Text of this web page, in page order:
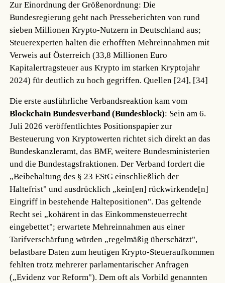
Zur Einordnung der Größenordnung: Die
Bundesregierung geht nach Presseberichten von rund
sieben Millionen Krypto-Nutzern in Deutschland aus;
Steuerexperten halten die erhofften Mehreinnahmen mit
Verweis auf Österreich (33,8 Millionen Euro
Kapitalertragsteuer aus Krypto im starken Kryptojahr
2024) für deutlich zu hoch gegriffen.Quellen [24], [34]
Die erste ausführliche Verbandsreaktion kam vom
Blockchain Bundesverband (Bundesblock): Sein am 6.
Juli 2026 veröffentlichtes Positionspapier zur
Besteuerung von Kryptowerten richtet sich direkt an das
Bundeskanzleramt, das BMF, weitere Bundesministerien
und die Bundestagsfraktionen. Der Verband fordert die
„Beibehaltung des § 23 EStG einschließlich der
Haltefrist" und ausdrücklich „kein[en] rückwirkende[n]
Eingriff in bestehende Haltepositionen". Das geltende
Recht sei „kohärent in das Einkommensteuerrecht
eingebettet"; erwartete Mehreinnahmen aus einer
Tarifverschärfung würden „regelmäßig überschätzt",
belastbare Daten zum heutigen Krypto-Steueraufkommen
fehlten trotz mehrerer parlamentarischer Anfragen
(„Evidenz vor Reform"). Dem oft als Vorbild genannten